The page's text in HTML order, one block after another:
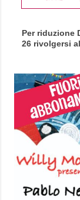
Per riduzione
26 rivolgersi